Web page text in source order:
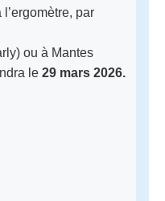
par
ou à Mantes
le 29 mars 2026.